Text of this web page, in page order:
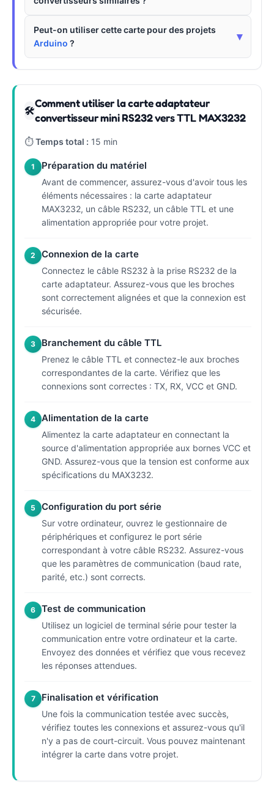
Peut-on utiliser cette carte pour des projets
Arduino ?
▾
🛠
Comment utiliser la carte adaptateur
convertisseur mini RS232 vers TTL MAX3232
⏱Temps total : 15 min
1 Préparation du matériel
Avant de commencer, assurez-vous d'avoir tous les
éléments nécessaires : la carte adaptateur
MAX3232, un câble RS232, un câble TTL et une
alimentation appropriée pour votre projet.
2 Connexion de la carte
Connectez le câble RS232 à la prise RS232 de la
carte adaptateur. Assurez-vous que les broches
sont correctement alignées et que la connexion est
sécurisée.
3 Branchement du câble TTL
Prenez le câble TTL et connectez-le aux broches
correspondantes de la carte. Vérifiez que les
connexions sont correctes : TX, RX, VCC et GND.
4 Alimentation de la carte
Alimentez la carte adaptateur en connectant la
source d'alimentation appropriée aux bornes VCC et
GND. Assurez-vous que la tension est conforme aux
spécifications du MAX3232.
5 Configuration du port série
Sur votre ordinateur, ouvrez le gestionnaire de
périphériques et configurez le port série
correspondant à votre câble RS232. Assurez-vous
que les paramètres de communication (baud rate,
parité, etc.) sont corrects.
6 Test de communication
Utilisez un logiciel de terminal série pour tester la
communication entre votre ordinateur et la carte.
Envoyez des données et vérifiez que vous recevez
les réponses attendues.
7 Finalisation et vérification
Une fois la communication testée avec succès,
vérifiez toutes les connexions et assurez-vous qu'il
n'y a pas de court-circuit. Vous pouvez maintenant
intégrer la carte dans votre projet.